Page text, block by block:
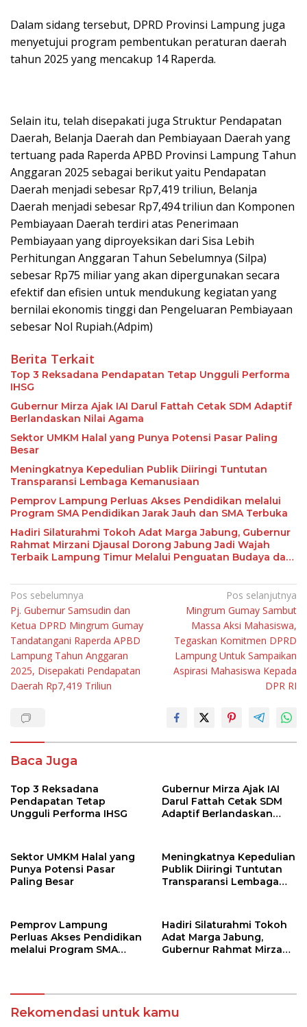
Dalam sidang tersebut, DPRD Provinsi Lampung juga
menyetujui program pembentukan peraturan daerah
tahun 2025 yang mencakup 14 Raperda.
Selain itu, telah disepakati juga Struktur Pendapatan
Daerah, Belanja Daerah dan Pembiayaan Daerah yang
tertuang pada Raperda APBD Provinsi Lampung Tahun
Anggaran 2025 sebagai berikut yaitu Pendapatan
Daerah menjadi sebesar Rp7,419 triliun, Belanja
Daerah menjadi sebesar Rp7,494 triliun dan Komponen
Pembiayaan Daerah terdiri atas Penerimaan
Pembiayaan yang diproyeksikan dari Sisa Lebih
Perhitungan Anggaran Tahun Sebelumnya (Silpa)
sebesar Rp75 miliar yang akan dipergunakan secara
efektif dan efisien untuk mendukung kegiatan yang
bernilai ekonomis tinggi dan Pengeluaran Pembiayaan
sebesar Nol Rupiah.(Adpim)
Berita Terkait
Top 3 Reksadana Pendapatan Tetap Ungguli Performa
IHSG
Gubernur Mirza Ajak IAI Darul Fattah Cetak SDM Adaptif
Berlandaskan Nilai Agama
Sektor UMKM Halal yang Punya Potensi Pasar Paling
Besar
Meningkatnya Kepedulian Publik Diiringi Tuntutan
Transparansi Lembaga Kemanusiaan
Pemprov Lampung Perluas Akses Pendidikan melalui
Program SMA Pendidikan Jarak Jauh dan SMA Terbuka
Hadiri Silaturahmi Tokoh Adat Marga Jabung, Gubernur
Rahmat Mirzani Djausal Dorong Jabung Jadi Wajah
Terbaik Lampung Timur Melalui Penguatan Budaya dan
Navigasi
pos
Pos sebelumnya
Pj. Gubernur Samsudin dan
Ketua DPRD Mingrum Gumay
Tandatangani Raperda APBD
Lampung Tahun Anggaran
2025, Disepakati Pendapatan
Daerah Rp7,419 Triliun
Pos selanjutnya
Mingrum Gumay Sambut
Massa Aksi Mahasiswa,
Tegaskan Komitmen DPRD
Lampung Untuk Sampaikan
Aspirasi Mahasiswa Kepada
DPR RI
Baca Juga
Top 3 Reksadana
Pendapatan Tetap
Ungguli Performa IHSG
Gubernur Mirza Ajak IAI
Darul Fattah Cetak SDM
Adaptif Berlandaskan
Sektor UMKM Halal yang
Punya Potensi Pasar
Paling Besar
Meningkatnya Kepedulian
Publik Diiringi Tuntutan
Transparansi Lembaga
Pemprov Lampung
Perluas Akses Pendidikan
melalui Program SMA
Hadiri Silaturahmi Tokoh
Adat Marga Jabung,
Gubernur Rahmat Mirzani
Penguatan Budaya dan
SDM
Rekomendasi untuk kamu